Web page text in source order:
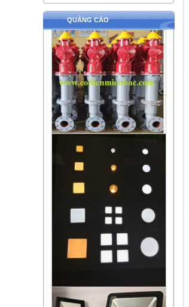
QUẢNG CÁO